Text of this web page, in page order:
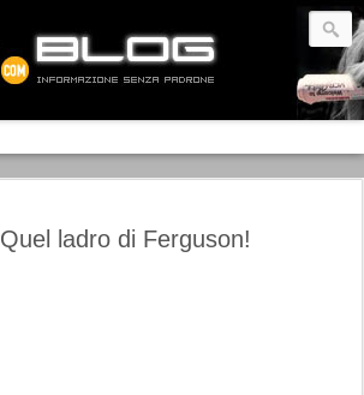
Quel ladro di Ferguson!